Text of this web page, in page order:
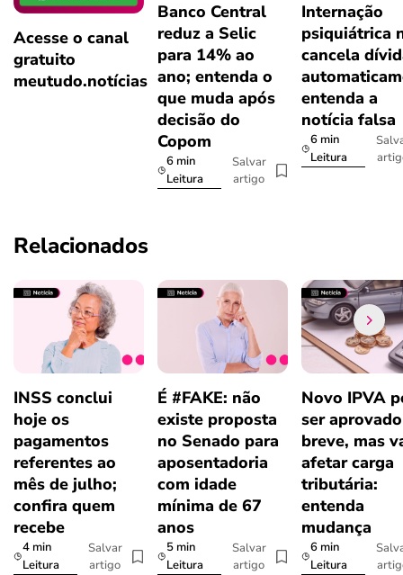
Acesse o canal
gratuito
meutudo.notícias
Banco Central
reduz a Selic
para 14% ao
ano; entenda o
que muda após
decisão do
Copom
6 min
Leitura
Salvar
artigo
Internação
psiquiátrica
cancela
entenda a
notícia falsa
6 min
Leitura
Relacionados
INSS conclui
hoje os
pagamentos
referentes ao
mês de julho;
confira quem
recebe
4 min
Leitura
Salvar
artigo
É #FAKE: não
existe proposta
no Senado para
aposentadoria
com idade
mínima de 67
anos
5 min
Leitura
Salvar
artigo
Novo IPVA
ser
breve, mas
afetar carga
tributária:
entenda
mudança
6 min
Leitura